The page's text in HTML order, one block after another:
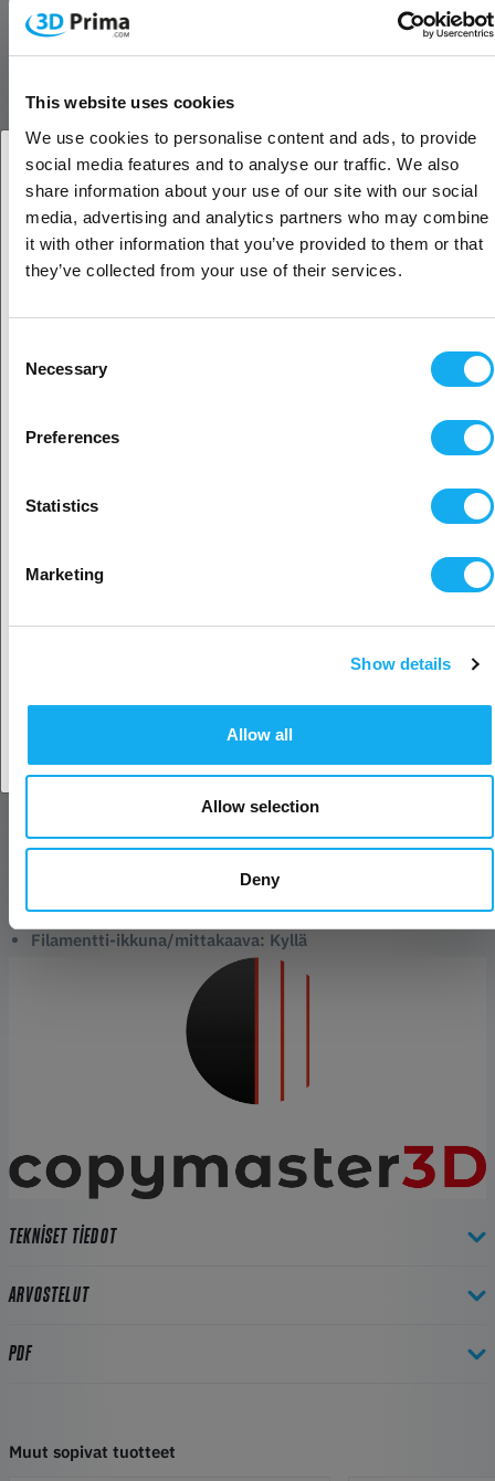
This website uses cookies
We use cookies to personalise content and ads, to provide
social media features and to analyse our traffic. We also
share information about your use of our site with our social
media, advertising and analytics partners who may combine
it with other information that you’ve provided to them or that
they’ve collected from your use of their services.
Selection
Necessary
Preferences
Statistics
Marketing
Show details
Allow all
Allow selection
Deny
sillä sen toleranssi on tiukka +/-0,03 mm. Nauti tarkasta
sekä visuaalisesti upeita että rakenteellisesti vakaita.
Sovellukset:
Taiteelliset mestariteokset:
Toiminnalliset prototyypit tyylillä:Yhdistä toiminnallisuus
ja tyyli prototyypeissäsi. Copymaster3D PLA Duo-Silk -
filamentin avulla voit tehdä prototyyppejä ripauksella
ylellisyyttä, jolloin toiminnalliset tulosteet eivät ole vain
ainutlaatuisten värisekoitusten ansiosta.
säteilevät eleganssia. Copymaster3D PLA Duo-Silk -
kaksisävyinen loisto tehostavat 3D-tulostetun sisustuksen
esteettistä vetovoimaa maljakoista koristeisiin.
opetusprojekteihin. Tutustu materiaalien, värien ja
tulosteita, jotka ovat todella poikkeuksellisia. Saumattomien
yksityiskohtien ansiosta jokaisesta kerroksesta tulee mestariteos.
Valitse Copymaster3D tulostusmatkalle, joka määrittelee
uudelleen kaksivärisen tyylikkyyden!
Koko: 192 x 59mm
Säikeiden kiinnitysreiät: 8 (4 paria)
Filamentti-ikkuna/mittakaava: Kyllä
TEKNISET TIEDOT
ARVOSTELUT
PDF
Muut sopivat tuotteet
Oletko yritys- vai yksityisasiakas?
Yritysasiakas